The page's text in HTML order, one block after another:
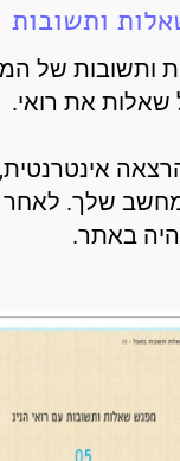
ותשובות
ותשובות של
את רואי.
הרצאה
שלך. לאחר
באתר.